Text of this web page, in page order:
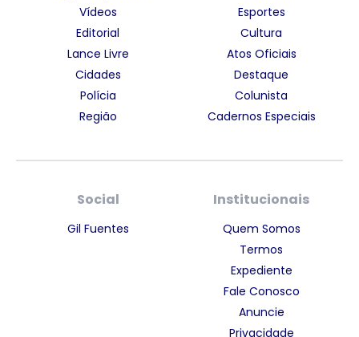
Vídeos
Editorial
Lance Livre
Cidades
Polícia
Região
Esportes
Cultura
Atos Oficiais
Destaque
Colunista
Cadernos Especiais
Social
Gil Fuentes
Institucionais
Quem Somos
Termos
Expediente
Fale Conosco
Anuncie
Privacidade